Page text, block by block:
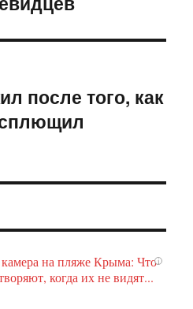
после того, как
i
на пляже Крыма: Что
когда их не видят...